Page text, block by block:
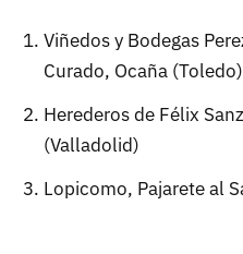
Viñedos y Bodegas
Curado, Ocaña (Toledo)
Herederos de Félix
(Valladolid)
Lopicomo, Pajarete al